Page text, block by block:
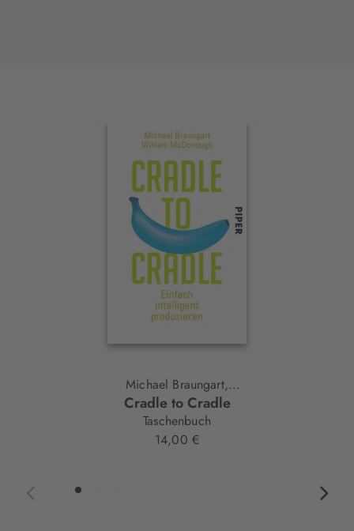
Michael Braungart,
William McDonough
Cradle to Cradle
Taschenbuch
14,00 €